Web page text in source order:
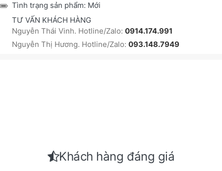
Tình trạng sản phẩm: Mới
TƯ VẤN KHÁCH HÀNG
Nguyễn Thái Vinh. Hotline/Zalo: 0914.174.991
Nguyễn Thị Hương. Hotline/Zalo: 093.148.7949
Khách hàng đáng giá